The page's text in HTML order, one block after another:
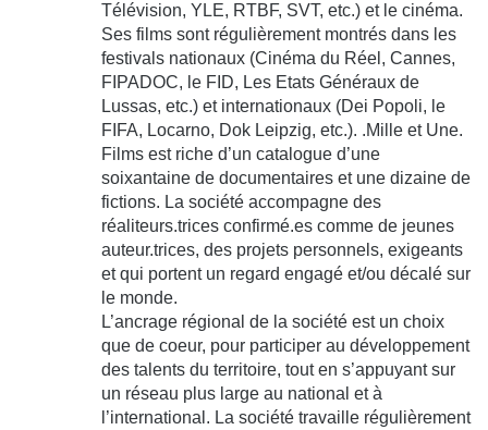
Télévision, YLE, RTBF, SVT, etc.) et le cinéma.
Ses films sont régulièrement montrés dans les
festivals nationaux (Cinéma du Réel, Cannes,
FIPADOC, le FID, Les Etats Généraux de
Lussas, etc.) et internationaux (Dei Popoli, le
FIFA, Locarno, Dok Leipzig, etc.). .Mille et Une.
Films est riche d’un catalogue d’une
soixantaine de documentaires et une dizaine de
fictions. La société accompagne des
réaliteurs.trices confirmé.es comme de jeunes
auteur.trices, des projets personnels, exigeants
et qui portent un regard engagé et/ou décalé sur
le monde.
L’ancrage régional de la société est un choix
que de coeur, pour participer au développement
des talents du territoire, tout en s’appuyant sur
un réseau plus large au national et à
l’international. La société travaille régulièrement